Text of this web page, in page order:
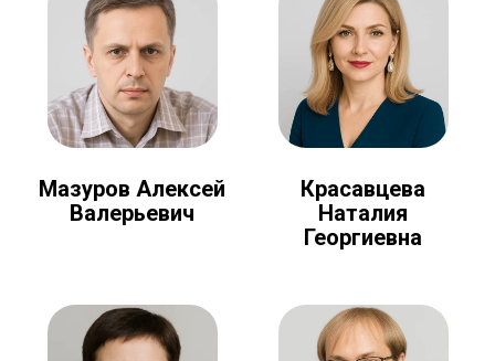
Мазуров Алексей
Валерьевич
Красавцева
Наталия
Георгиевна